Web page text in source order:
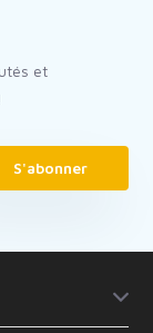
et
S'abonner